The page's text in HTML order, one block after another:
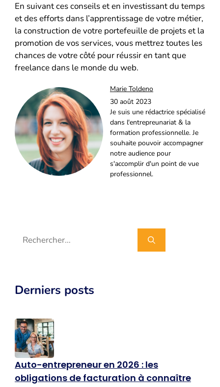
En suivant ces conseils et en investissant du temps
et des efforts dans l’apprentissage de votre métier,
la construction de votre portefeuille de projets et la
promotion de vos services, vous mettrez toutes les
chances de votre côté pour réussir en tant que
freelance dans le monde du web.
Marie Toldeno
30 août 2023
Je suis une rédactrice spécialisé
dans l'entrepreunariat & la
formation professionnelle. Je
souhaite pouvoir accompagner
notre audience pour
s'accomplir d'un point de vue
professionnel.
Rechercher :
Derniers posts
Auto-entrepreneur en 2026 : les
obligations de facturation à connaître